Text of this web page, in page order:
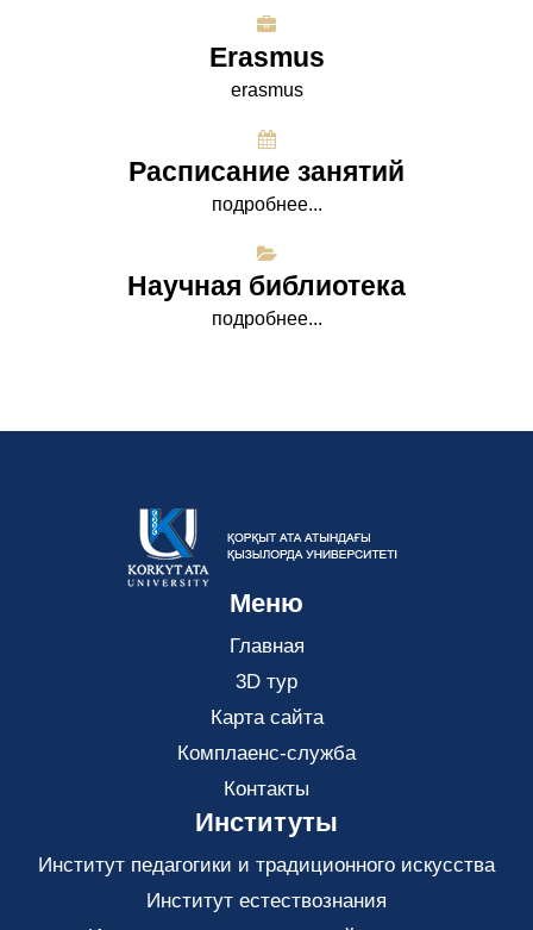
Erasmus
erasmus
Расписание занятий
подробнее...
Научная библиотека
подробнее...
Меню
Главная
3D тур
Карта сайта
Комплаенс-служба
Контакты
Институты
Институт педагогики и традиционного искусства
Институт естествознания